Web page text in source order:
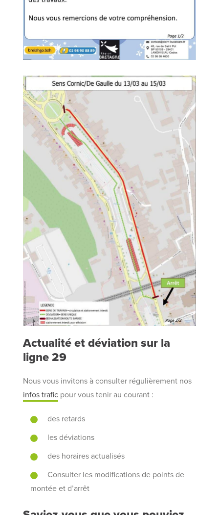
Actualité et déviation sur la
ligne 29
Nous vous invitons à consulter régulièrement nos
infos trafic pour vous tenir au courant :
des retards
les déviations
des horaires actualisés
Consulter les modifications de points de
montée et d’arrêt